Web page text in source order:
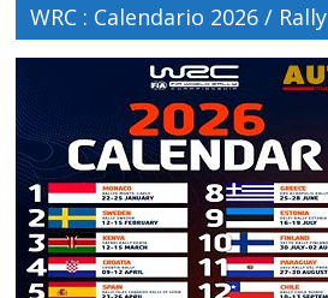
WRC : Calendario 2026 / Rally